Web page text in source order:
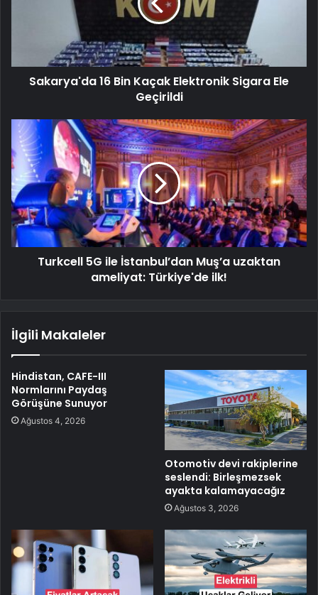
Sakarya'da 16 Bin Kaçak Elektronik Sigara Ele
Geçirildi
Turkcell 5G ile İstanbul’dan Muş’a uzaktan
ameliyat: Türkiye'de ilk!
İlgili Makaleler
Hindistan, CAFE-III
Normlarını Paydaş
Görüşüne Sunuyor
Ağustos 4, 2026
Otomotiv devi rakiplerine
seslendi: Birleşmezsek
ayakta kalamayacağız
Ağustos 3, 2026